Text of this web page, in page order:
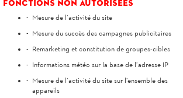
Fonctions non autorisées
Mesure de l’activité du site
Mesure du succès des campagnes publicitaires
Remarketing et constitution de groupes-cibles
Informations météo sur la base de l’adresse IP
Mesure de l’activité du site sur l’ensemble des
appareils